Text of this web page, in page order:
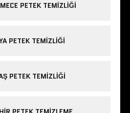
PETEK TEMIZLIĞI
PETEK TEMIZLIĞI
PETEK TEMIZLIĞI